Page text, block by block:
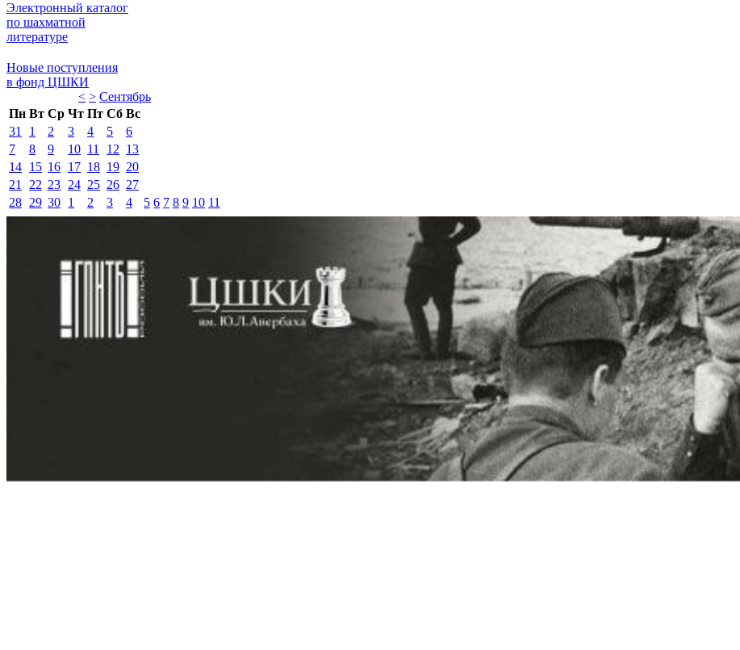
Электронный каталог
по шахматной
литературе
Новые поступления
в фонд ЦШКИ
< > Сентябрь
Пн Вт Ср Чт Пт Сб Вс
31
1 2 3 4 5
6
7
8 9 10 11 12 13
14 15 16 17 18 19 20
21
22 23 24 25 26 27
28 29 30 1 2 3 4 5 6 7 8 9 10 11